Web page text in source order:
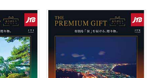
アム JTJコース【カタログギフト】【贈り
ありがとうプレミアム JTX